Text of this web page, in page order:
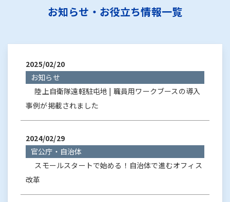
お知らせ・お役立ち情報一覧
2025/02/20
お知らせ
陸上自衛隊遠軽駐屯地 | 職員用ワークブースの導入
事例が掲載されました
2024/02/29
官公庁・自治体
スモールスタートで始める！自治体で進むオフィス
改革